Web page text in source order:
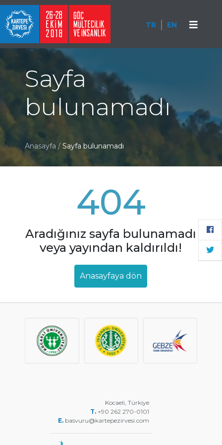
TR EN
Sayfa
bulunamadı
Anasayfa / Sayfa bulunamadı
404
Aradığınız sayfa bulunamadı
veya yayından kaldırıldı!
Anasayfaya dön
Kocaeli, Türkiye
T. +90 262 270-0101
E. basvuru@kartepezirvesi.com